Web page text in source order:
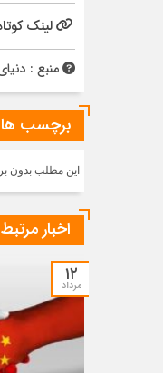
لینک
منبع :
برچسب ها
این مطلب بدون
اخبار مرتبط
۱۲
مرداد